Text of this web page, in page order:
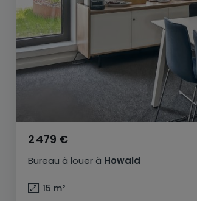
Bureau à louerà Howald
2 479 €
15 m²